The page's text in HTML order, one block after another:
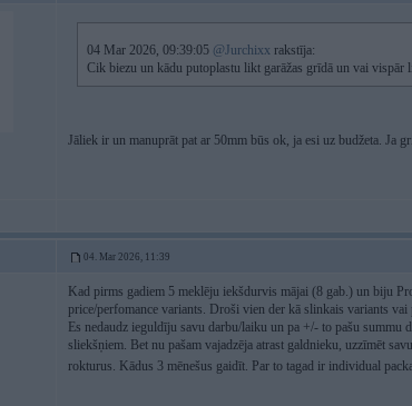
04 Mar 2026, 09:39:05 @Jurchixx rakstīja:
Cik biezu un kādu putoplastu likt garāžas grīdā un vai vispār
Jāliek ir un manuprāt pat ar 50mm būs ok, ja esi uz budžeta. Ja
04. Mar 2026, 11:39
Kad pirms gadiem 5 meklēju iekšdurvis mājai (8 gab.) un biju
price/perfomance variants. Droši vien der kā slinkais variants
Es nedaudz ieguldīju savu darbu/laiku un pa +/- to pašu
sliekšņiem. Bet nu pašam vajadzēja atrast galdnieku, uzzīmēt
rokturus. Kādus 3 mēnešus gaidīt. Par to tagad ir individual